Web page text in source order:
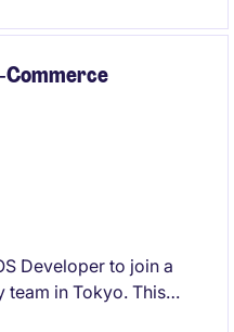
Developer to join a
in Tokyo. This